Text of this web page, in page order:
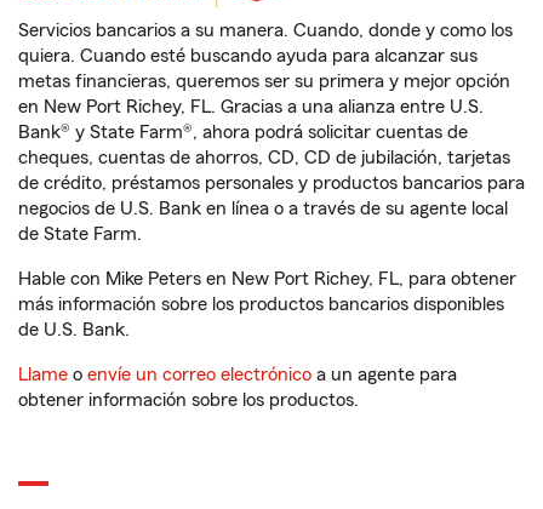
Servicios bancarios a su manera. Cuando, donde y como los
quiera. Cuando esté buscando ayuda para alcanzar sus
metas financieras, queremos ser su primera y mejor opción
en New Port Richey, FL. Gracias a una alianza entre U.S.
Bank® y State Farm®, ahora podrá solicitar cuentas de
cheques, cuentas de ahorros, CD, CD de jubilación, tarjetas
de crédito, préstamos personales y productos bancarios para
negocios de U.S. Bank en línea o a través de su agente local
de State Farm.
Hable con Mike Peters en New Port Richey, FL, para obtener
más información sobre los productos bancarios disponibles
de U.S. Bank.
Llame o envíe un correo electrónico a un agente para
obtener información sobre los productos.